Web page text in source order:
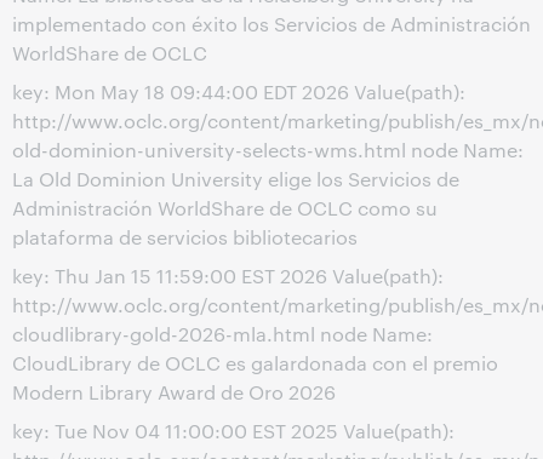
implementado con éxito los Servicios de Administración
WorldShare de OCLC
key: Mon May 18 09:44:00 EDT 2026 Value(path):
http://www.oclc.org/content/marketing/publish/es_mx/
old-dominion-university-selects-wms.html node Name:
La Old Dominion University elige los Servicios de
Administración WorldShare de OCLC como su
plataforma de servicios bibliotecarios
key: Thu Jan 15 11:59:00 EST 2026 Value(path):
http://www.oclc.org/content/marketing/publish/es_mx/
cloudlibrary-gold-2026-mla.html node Name:
CloudLibrary de OCLC es galardonada con el premio
Modern Library Award de Oro 2026
key: Tue Nov 04 11:00:00 EST 2025 Value(path):